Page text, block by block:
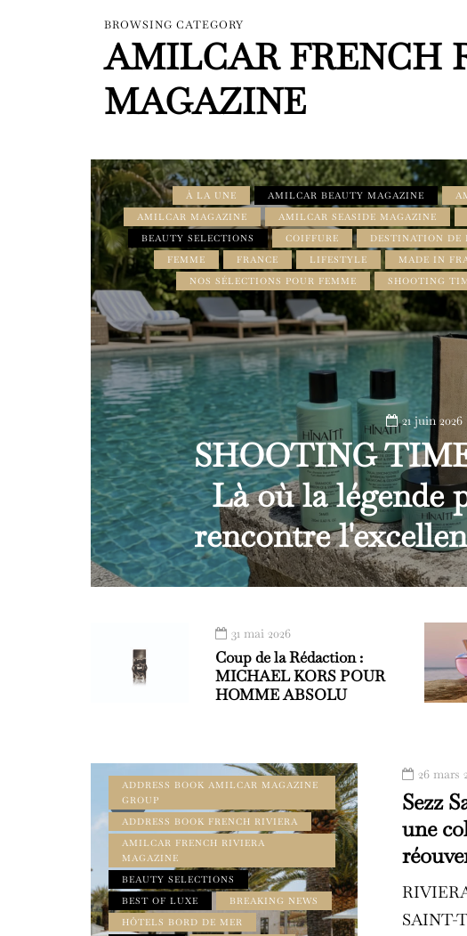
BROWSING CATEGORY
AMILCAR FRENCH
MAGAZINE
À LA UNE AMILCAR BEAUTY MAGAZINE
AMILCAR MAGAZINE
AMILCAR SEASIDE MAGAZINE
BEAUTY SELECTIONS
COIFFURE DESTINATION DE
FEMME
FRANCE LIFESTYLE MADE IN
NOS SÉLECTIONS POUR FEMME
SHOOTING
21 juin 2026
SHOOTING
Là où la légende
rencontre
31 mai 2026
Coup de la Rédaction :
MICHAEL KORS POUR
HOMME ABSOLU
ADDRESS BOOK AMILCAR MAGAZINE
GROUP
ADDRESS BOOK FRENCH RIVIERA
AMILCAR FRENCH RIVIERA
MAGAZINE
BEAUTY SELECTIONS
BEST OF LUXE
BREAKING NEWS
HÔTELS BORD DE MER
26 mars
Sezz
une
SAINT-